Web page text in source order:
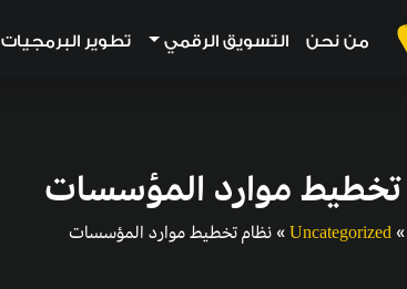
من نحن التسويق الرقمي تطوير البرمجيات
تخطيط موارد المؤسسات
»
Uncategorized
»نظام تخطيط موارد المؤسسات